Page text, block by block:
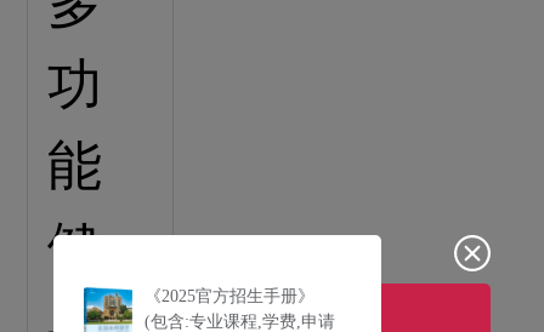
《2025官方招生手册》
(包含:专业课程,学费,申请